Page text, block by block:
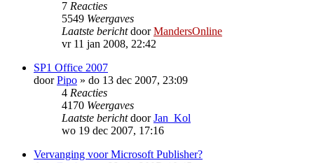
7 Reacties
5549 Weergaves
Laatste berichtdoorMandersOnline
vr 11 jan 2008, 22:42
SP1 Office 2007
doorPipo » do 13 dec 2007, 23:09
4 Reacties
4170 Weergaves
Laatste berichtdoorJan_Kol
wo 19 dec 2007, 17:16
Vervanging voor Microsoft Publisher?